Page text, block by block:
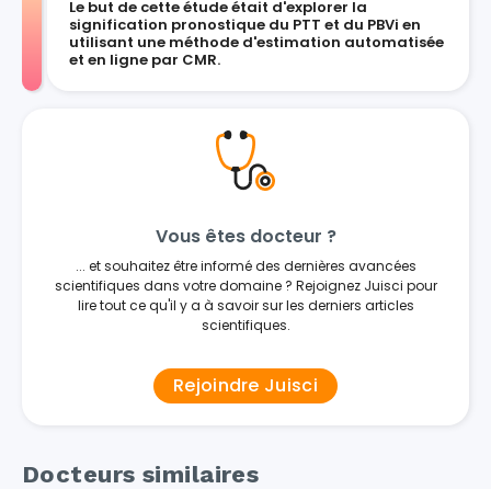
Le but de cette étude était d'explorer la
signification pronostique du PTT et du PBVi en
utilisant une méthode d'estimation automatisée
et en ligne par CMR.
Vous êtes docteur ?
... et souhaitez être informé des dernières avancées
scientifiques dans votre domaine ? Rejoignez Juisci pour
lire tout ce qu'il y a à savoir sur les derniers articles
scientifiques.
Rejoindre Juisci
Docteurs similaires